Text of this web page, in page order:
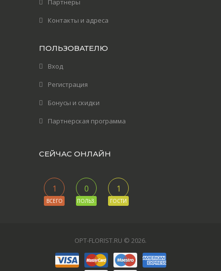
Контакты и адреса
ПОЛЬЗОВАТЕЛЮ
Вход
Регистрация
Бонусы и скидки
Партнерская программа
СЕЙЧАС ОНЛАЙН
1
ВСЕГО
0
ПОЛЬЗ.
1
ГОСТИ
OPT-FLORIST.RU © 2026.